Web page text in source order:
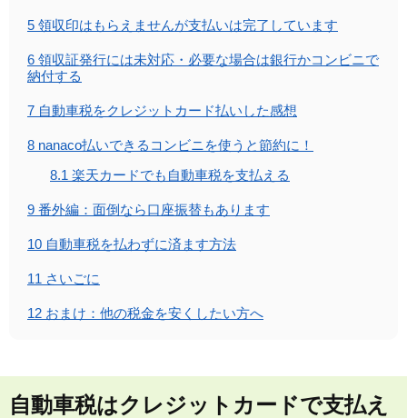
5 領収印はもらえませんが支払いは完了しています
6 領収証発行には未対応・必要な場合は銀行かコンビニで
納付する
7 自動車税をクレジットカード払いした感想
8 nanaco払いできるコンビニを使うと節約に！
8.1 楽天カードでも自動車税を支払える
9 番外編：面倒なら口座振替もあります
10 自動車税を払わずに済ます方法
11 さいごに
12 おまけ：他の税金を安くしたい方へ
自動車税はクレジットカードで支払え